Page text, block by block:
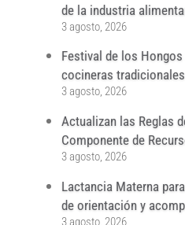
de la industria
3 agosto, 2026
Festival de los
cocineras tradicionales
3 agosto, 2026
Actualizan las Reglas
Componente de
3 agosto, 2026
Lactancia Materna
de orientación y
3 agosto, 2026